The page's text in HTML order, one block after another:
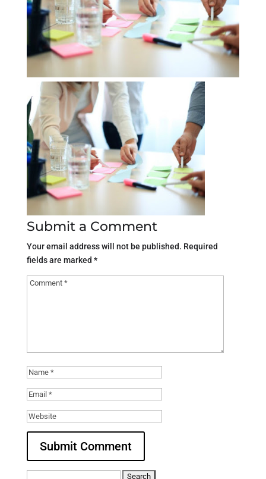
Submit a Comment
Your email address will not be published. Required
fields are marked *